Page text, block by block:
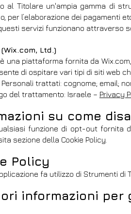
al Titolare un'ampia gamma di
per l’elaborazione dei pagamenti
servizi funzionano attraverso
Ltd.)
una piattaforma fornita da
di ospitare vari tipi di siti web
Personali trattati: cognome; email;
del trattamento: Israele – Privacy
su come
funzione di opt-out fornita
sezione della Cookie Policy.
Policy
fa utilizzo di Strumenti di
informazioni per